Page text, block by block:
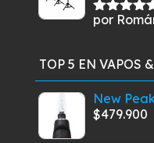
Valorado
por
TOP 5 EN VAPOS
New
$479.900